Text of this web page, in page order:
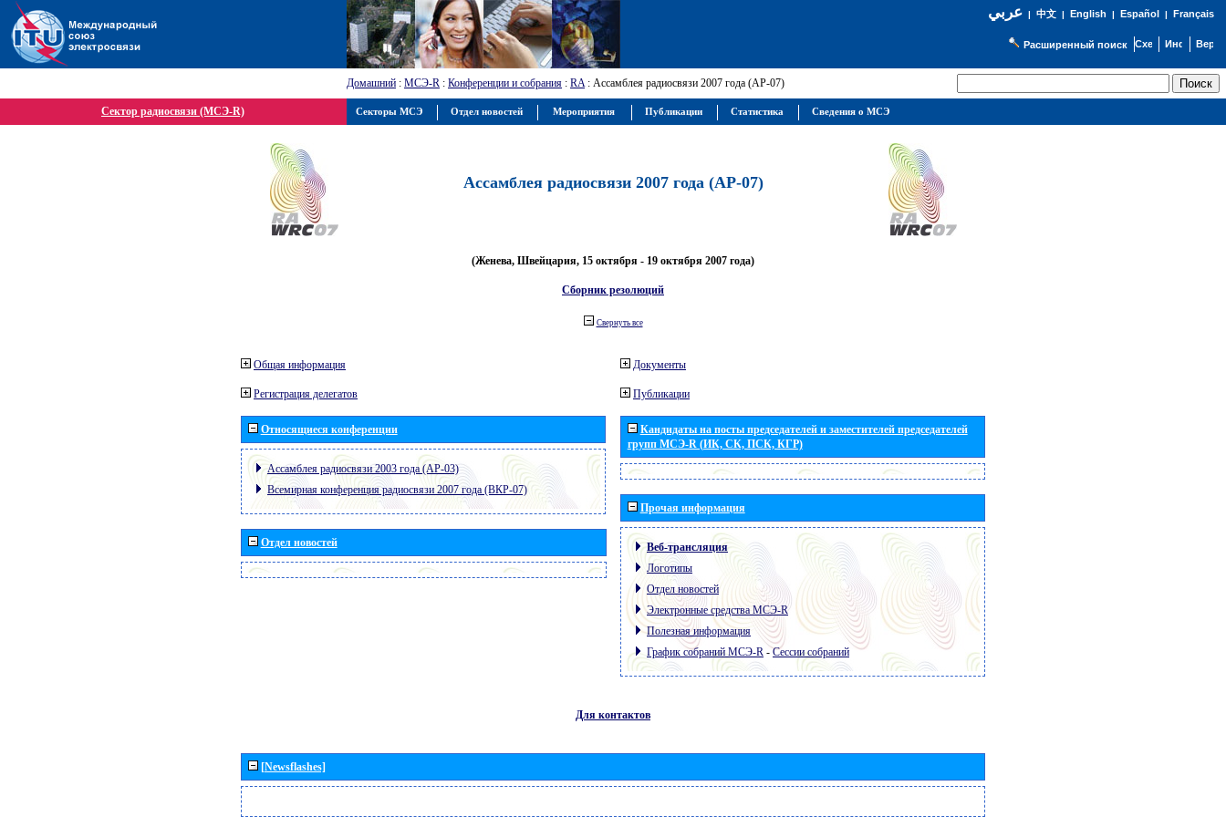
عربي| 中文| English | Español | Français
Расширенный поиск
Домашний : МСЭ-R : Конференции и собрания : RA: Ассамблея радиосвязи 2007 года (АР-07)
Сектор радиосвязи (МСЭ-R)
Ассамблея радиосвязи 2007 года (АР-07)
(Женева, Швейцария, 15 октября - 19 октября 2007 года)
Сборник резолюций
Свернуть все
Общая информация
Регистрация делегатов
Относящиеся конференции
Ассамблея радиосвязи 2003 года (АР-03)
Всемирная конференция радиосвязи 2007 года (ВКР-07)
Отдел новостей
Документы
Публикации
Кандидаты на посты председателей и заместителей председателей
групп МСЭ-R (ИК, СК, ПСК, КГР)
Прочая информация
Веб-трансляция
Логотипы
Отдел новостей
Электронные средства МСЭ-R
Полезная информация
График собраний МСЭ-R -Сессии собраний
Для контактов
[Newsflashes]
Секторы МСЭ Отдел новостей Мероприятия Публикации Статистика Сведения о МСЭ